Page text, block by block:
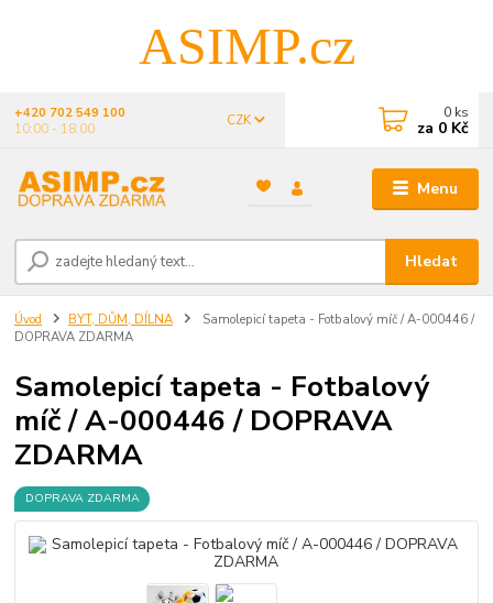
ASIMP.cz
Menu
CZK
Hledat
+420 702 549 100
10:00 - 18:00
0 ks
za 0 Kč
Úvod BYT, DŮM, DÍLNA
Samolepicí tapeta - Fotbalový míč / A-000446 /
DOPRAVA ZDARMA
Samolepicí tapeta - Fotbalový
míč / A-000446 / DOPRAVA
ZDARMA
DOPRAVA ZDARMA